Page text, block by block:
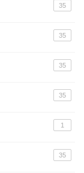
35
35
35
35
1
35